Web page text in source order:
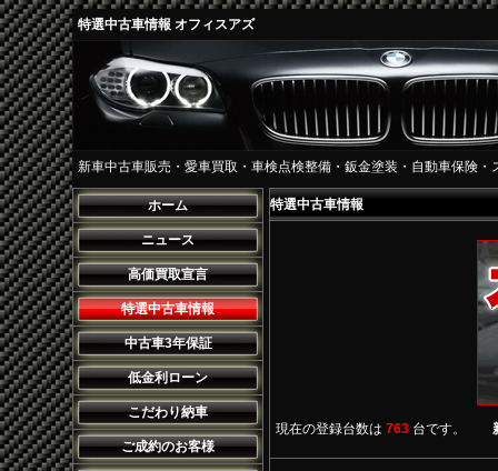
特選中古車情報 オフィスアズ
新車中古車販売・愛車買取・車検点検整備・鈑金塗装・自動車保険
ホーム
ニュース
高価買取宣言
特選中古車情報
中古車3年保証
低金利ローン
こだわり納車
ご成約のお客様
特選中古車情報
現在の登録台数は 763 台です。